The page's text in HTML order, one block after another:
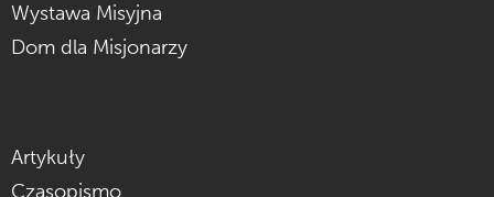
Wystawa Misyjna
Dom dla Misjonarzy
Artykuły
Czasopismo